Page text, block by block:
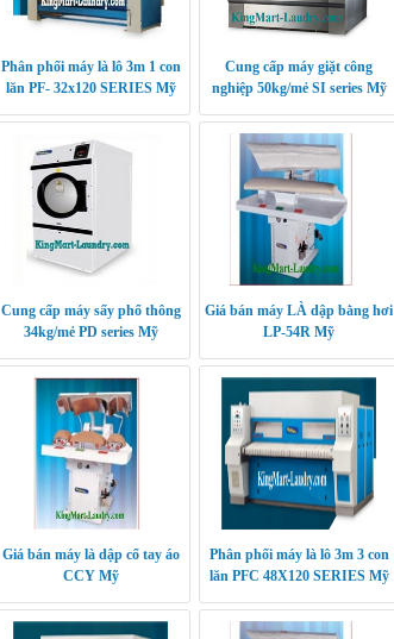
Phân phối máy là lô 3m 1 con
lăn PF- 32x120 SERIES Mỹ
Cung cấp máy giặt công
nghiệp 50kg/mẻ SI series Mỹ
Cung cấp máy sấy phổ thông
34kg/mẻ PD series Mỹ
Giá bán máy LÀ dập bằng hơi
LP-54R Mỹ
Giá bán máy là dập cổ tay áo
CCY Mỹ
Phân phối máy là lô 3m 3 con
lăn PFC 48X120 SERIES Mỹ